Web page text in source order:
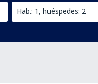
Hab.: 1, huéspedes: 2